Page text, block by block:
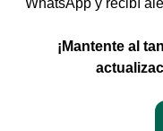
¡Mantente al